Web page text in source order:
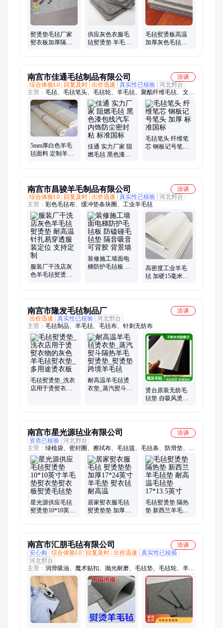
熨烫垫毛毡厂家
熨衣板加厚隔热
供应灰色衣服毛
毡熨烫垫 羊毛毡
毛毡熨烫板高温
加厚灰色毛毡垫
南宫市佳通毛毡制品有限公司
洽谈
综合体验L0
回复及时 出价迅速 真实性已核验 河北邢台
主营： 毛毡、毛毡笔头、毛毡轮、羊毛毡、聚酯纤维毛毡、文具
用毛毡、汽车用毛毡、化纤毛毡、毛毡垫片、毛毡垫圈、毛毡板
擦、工业毛毡、阻燃毛毡、毛毡油封圈、毛毡条、毛毡布、文具
毛毡、彩色毛毡、毛毡笔擦、背胶毛毡、黑色毛毡布、毛毡包、
纤维笔头
5mm厚白色羊毛
毡面料 定制羊毛
佳通 实力厂家 阻
燃毛毡 黑色漆包
毛毡笔头 纤维笔
芯 钢板记号笔头
南宫市昌骏羊毛制品有限公司
洽谈
综合体验L0
回复及时 出价迅速 真实性已核验 河北邢台
主营： 彩色毛毡布、缓冲垫条块圈、工业羊毛毡
服装厂干洗店灰
色羊毛毡熨烫垫
装修施工墙面电
梯防护毛毡板 防
高密度工业羊毛
毡 加硬15毫米mm
南宫市隆发毛毡制品厂
洽谈
出价迅速
真实性已核验 河北邢台
主营： 毛毡制品、羊毛毡、毛毡布、针刺无纺布
毛毡熨烫垫_洗衣
店用于烫熨衣物
耐高温羊毛毡烫
衣垫_蒸汽熨斗隔
烫台原装无纺毛
毡垫 自吸风烫台
南宫市星光源毡业有限公司
洽谈
资质已核验 河北邢台
主营： 绿植袋、密封圈、擦拭布、毛毡毯、毛毡条、防滑垫、羊
毛垫、羊毛毡、毛毡塞、软毛毡、毛毡布、硬毛毡、熨衣垫、毛
毡球、熨烫垫、化纤毡、抛光盘、抛光球、美植袋、刹车片、羊
毛球、包装袋、抛光皮、抛光轮、过滤棉
星光源供应毛毡
熨烫垫10*10英寸
居家熨衣服毛毡
熨烫垫垫 加厚
毛毡熨烫垫 隔热
垫 新西兰羊毛毡
南宫市汇朋毛毡有限公司
洽谈
安心购
综合体验L0 回复及时 出价迅速
真实性已核验
河北邢台
主营： 润滑吸油、魔术贴扣、抛光耐磨、毛毡垫、毛毡轮、羊毛
毡、汇朋毛毡、书画毛毡、毛毡油封、工业毛毡、毛毡床垫、毛
毡刮板、毛毡笔袋、彩色毛毡、中粗毛毡、毛毡齿轮、防震吸
油、陶瓷抛光、汽车抛光、手套底布、羊毛磨头、钢板擦油、冲
压吸油、密封吸油、阻燃防火